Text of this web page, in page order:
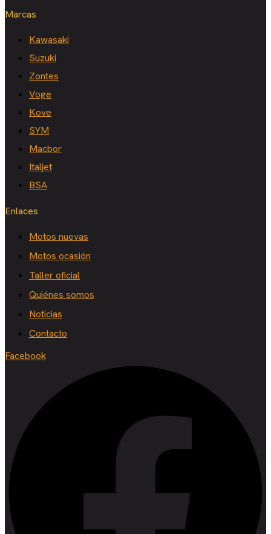
Marcas
Kawasaki
Suzuki
Zontes
Voge
Kove
SYM
Macbor
Italjet
BSA
Enlaces
Motos nuevas
Motos ocasión
Taller oficial
Quiénes somos
Noticias
Contacto
Facebook